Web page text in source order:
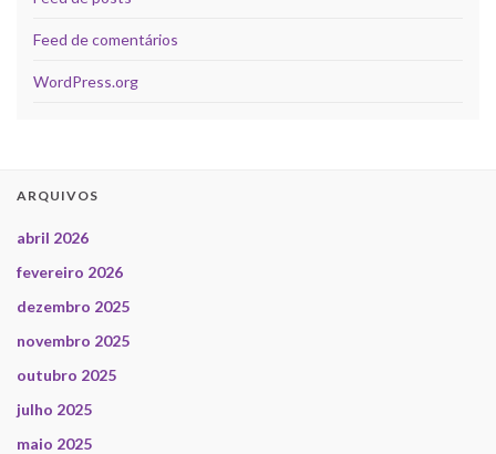
Feed de comentários
WordPress.org
ARQUIVOS
abril 2026
fevereiro 2026
dezembro 2025
novembro 2025
outubro 2025
julho 2025
maio 2025